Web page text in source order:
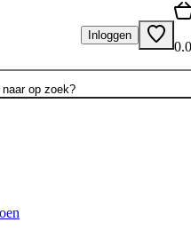
Inloggen
op zoek?